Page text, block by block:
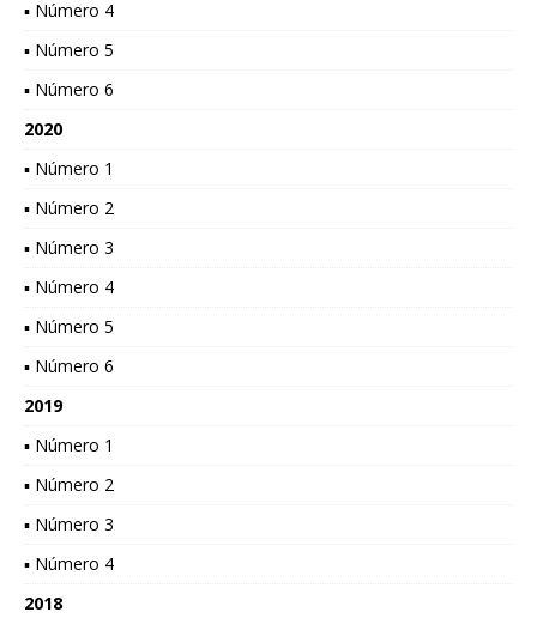
▪ Número 4
▪ Número 5
▪ Número 6
2020
▪ Número 1
▪ Número 2
▪ Número 3
▪ Número 4
▪ Número 5
▪ Número 6
2019
▪ Número 1
▪ Número 2
▪ Número 3
▪ Número 4
2018